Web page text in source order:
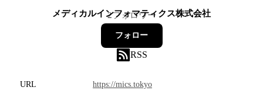
メディカルインフォマティクス株式会社
2フォロワー
フォロー
RSS
URL
https://mics.tokyo